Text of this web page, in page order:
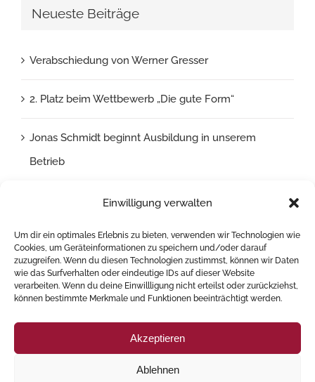
Einwilligung verwalten
Um dir ein optimales Erlebnis zu bieten, verwenden wir Technologien wie
Cookies, um Geräteinformationen zu speichern und/oder darauf
zuzugreifen. Wenn du diesen Technologien zustimmst, können wir Daten
wie das Surfverhalten oder eindeutige IDs auf dieser Website
verarbeiten. Wenn du deine Einwillligung nicht erteilst oder zurückziehst,
können bestimmte Merkmale und Funktionen beeinträchtigt werden.
Akzeptieren
Ablehnen
Neueste Beiträge
Verabschiedung von Werner Gresser
2. Platz beim Wettbewerb „Die gute Form“
Jonas Schmidt beginnt Ausbildung in unserem
Betrieb
News – Vorlage
Kategorien
Ausbildung